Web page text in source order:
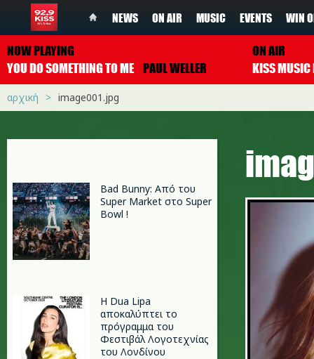
NEWS ON AIR MUSIC EVENTS WIN
NOW PLAYING
YOU DO SOMETHING TO ME PAUL WELLER
ON AIR
αρχική image001.jpg
Bad Bunny: Από του
Super Market στο Super
Bowl !
Η Dua Lipa
αποκαλύπτει το
πρόγραμμα του
Φεστιβάλ Λογοτεχνίας
του Λονδίνου